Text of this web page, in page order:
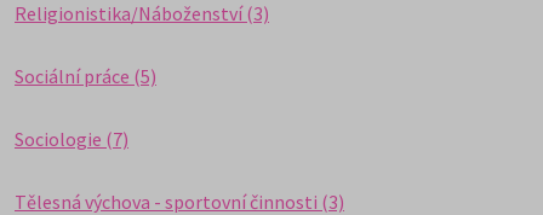
Religionistika/Náboženství (3)
Sociální práce (5)
Sociologie (7)
Tělesná výchova - sportovní činnosti (3)